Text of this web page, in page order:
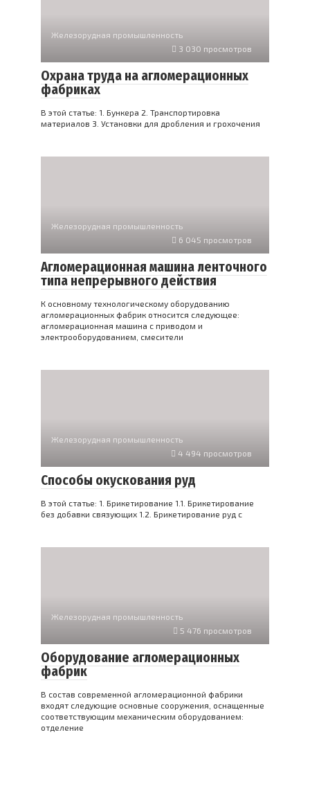
Железорудная промышленность
3 030 просмотров
Охрана труда на агломерационных
фабриках
В этой статье: 1. Бункера 2. Транспортировка
материалов 3. Установки для дробления и грохочения
Железорудная промышленность
6 045 просмотров
Агломерационная машина ленточного
типа непрерывного действия
К основному технологическому оборудованию
агломерационных фабрик относится следующее:
агломерационная машина с приводом и
электрооборудованием, смесители
Железорудная промышленность
4 494 просмотров
Способы окускования руд
В этой статье: 1. Брикетирование 1.1. Брикетирование
без добавки связующих 1.2. Брикетирование руд с
Железорудная промышленность
5 476 просмотров
Оборудование агломерационных
фабрик
В состав современной агломерационной фабрики
входят следующие основные сооружения, оснащенные
соответствующим механическим оборудованием:
отделение